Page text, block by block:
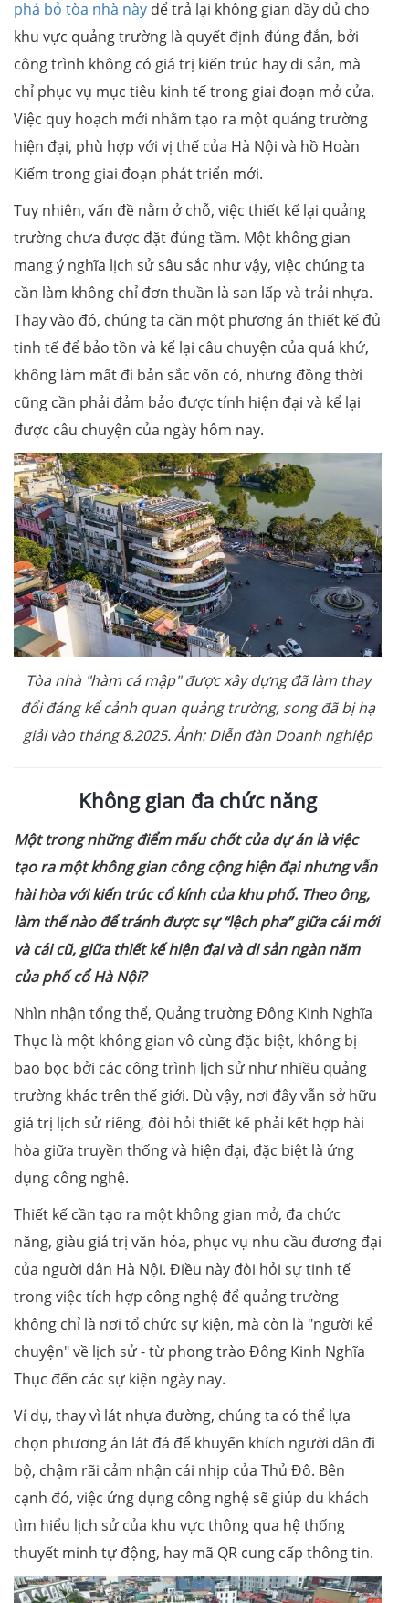
phá bỏ tòa nhà này để trả lại không gian đầy đủ cho
khu vực quảng trường là quyết định đúng đắn, bởi
công trình không có giá trị kiến trúc hay di sản, mà
chỉ phục vụ mục tiêu kinh tế trong giai đoạn mở cửa.
Việc quy hoạch mới nhằm tạo ra một quảng trường
hiện đại, phù hợp với vị thế của Hà Nội và hồ Hoàn
Kiếm trong giai đoạn phát triển mới.
Tuy nhiên, vấn đề nằm ở chỗ, việc thiết kế lại quảng
trường chưa được đặt đúng tầm. Một không gian
mang ý nghĩa lịch sử sâu sắc như vậy, việc chúng ta
cần làm không chỉ đơn thuần là san lấp và trải nhựa.
Thay vào đó, chúng ta cần một phương án thiết kế đủ
tinh tế để bảo tồn và kể lại câu chuyện của quá khứ,
không làm mất đi bản sắc vốn có, nhưng đồng thời
cũng cần phải đảm bảo được tính hiện đại và kể lại
được câu chuyện của ngày hôm nay.
Tòa nhà "hàm cá mập" được xây dựng đã làm thay
đổi đáng kể cảnh quan quảng trường, song đã bị hạ
giải vào tháng 8.2025. Ảnh: Diễn đàn Doanh nghiệp
Không gian đa chức năng
Một trong những điểm mấu chốt của dự án là việc
tạo ra một không gian công cộng hiện đại nhưng vẫn
hài hòa với kiến trúc cổ kính của khu phố. Theo ông,
làm thế nào để tránh được sự “lệch pha” giữa cái mới
và cái cũ, giữa thiết kế hiện đại và di sản ngàn năm
của phố cổ Hà Nội?
Nhìn nhận tổng thể, Quảng trường Đông Kinh Nghĩa
Thục là một không gian vô cùng đặc biệt, không bị
bao bọc bởi các công trình lịch sử như nhiều quảng
trường khác trên thế giới. Dù vậy, nơi đây vẫn sở hữu
giá trị lịch sử riêng, đòi hỏi thiết kế phải kết hợp hài
hòa giữa truyền thống và hiện đại, đặc biệt là ứng
dụng công nghệ.
Thiết kế cần tạo ra một không gian mở, đa chức
năng, giàu giá trị văn hóa, phục vụ nhu cầu đương đại
của người dân Hà Nội. Điều này đòi hỏi sự tinh tế
trong việc tích hợp công nghệ để quảng trường
không chỉ là nơi tổ chức sự kiện, mà còn là "người kể
chuyện" về lịch sử - từ phong trào Đông Kinh Nghĩa
Thục đến các sự kiện ngày nay.
Ví dụ, thay vì lát nhựa đường, chúng ta có thể lựa
chọn phương án lát đá để khuyến khích người dân đi
bộ, chậm rãi cảm nhận cái nhịp của Thủ Đô. Bên
cạnh đó, việc ứng dụng công nghệ sẽ giúp du khách
tìm hiểu lịch sử của khu vực thông qua hệ thống
thuyết minh tự động, hay mã QR cung cấp thông tin.